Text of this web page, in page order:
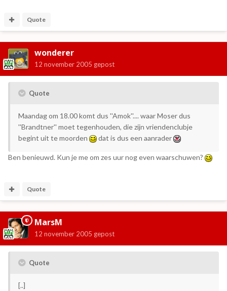
Quote
wonderer
12 november 2005 gepost
Quote
Maandag om 18.00 komt dus ''Amok''.... waar Moser dus
''Brandtner'' moet tegenhouden, die zijn vriendenclubje
begint uit te moorden
dat is dus een aanrader
Ben benieuwd. Kun je me om zes uur nog even waarschuwen?
Quote
MarsM
12 november 2005 gepost
Quote
[..]